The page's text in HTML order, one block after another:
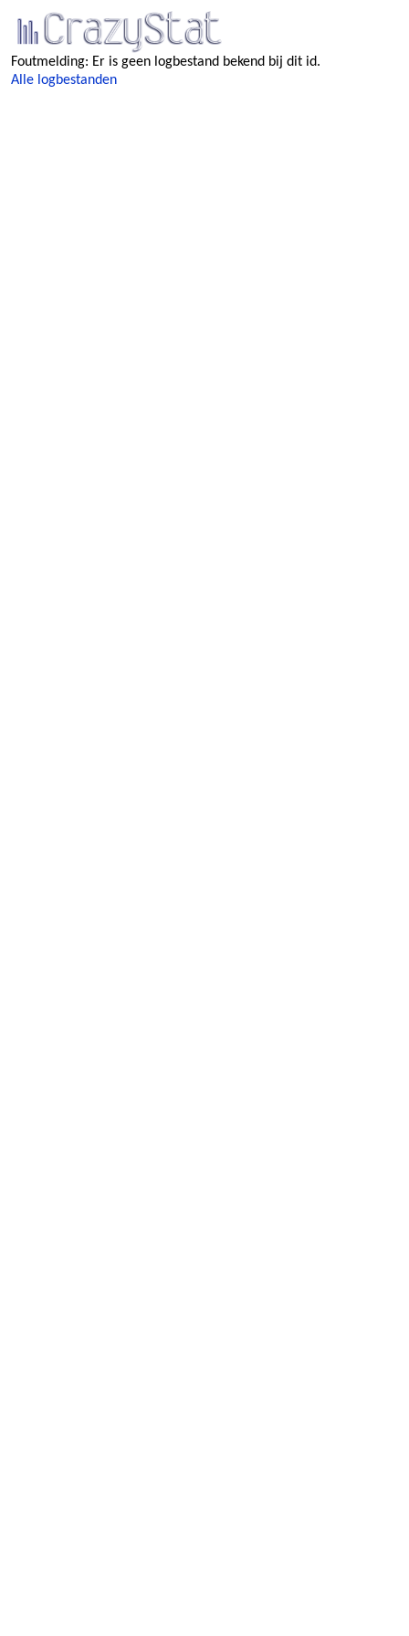
Foutmelding: Er is geen logbestand bekend bij dit id.
Alle logbestanden